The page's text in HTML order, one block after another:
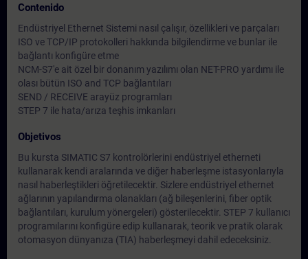
Contenido
Endüstriyel Ethernet Sistemi nasıl çalışır, özellikleri ve parçaları
ISO ve TCP/IP protokolleri hakkında bilgilendirme ve bunlar ile
bağlantı konfigüre etme
NCM-S7'e ait özel bir donanım yazılımı olan NET-PRO yardımı ile
olası bütün ISO and TCP bağlantıları
SEND / RECEIVE arayüz programları
STEP 7 ile hata/arıza teşhis imkanları
Objetivos
Bu kursta SIMATIC S7 kontrolörlerini endüstriyel etherneti
kullanarak kendi aralarında ve diğer haberleşme istasyonlarıyla
nasıl haberleştikleri öğretilecektir. Sizlere endüstriyel ethernet
ağlarının yapılandırma olanakları (ağ bileşenlerini, fiber optik
bağlantıları, kurulum yönergeleri) gösterilecektir. STEP 7 kullanıcı
programılarını konfigüre edip kullanarak, teorik ve pratik olarak
otomasyon dünyanıza (TIA) haberleşmeyi dahil edeceksiniz.